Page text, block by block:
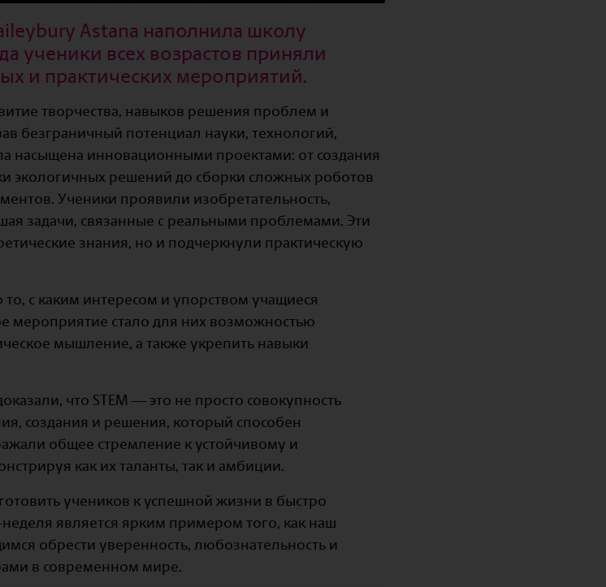
Astana наполнила школу
ученики всех возрастов приняли
и практических мероприятий.
творчества, навыков решения проблем и
безграничный потенциал науки, технологий,
насыщена инновационными проектами: от создания
экологичных решений до сборки сложных роботов
Ученики проявили изобретательность,
задачи, связанные с реальными проблемами. Эти
знания, но и подчеркнули практическую
с каким интересом и упорством учащиеся
мероприятие стало для них возможностью
мышление, а также укрепить навыки
что STEM — это не просто совокупность
создания и решения, который способен
общее стремление к устойчивому и
как их таланты, так и амбиции.
учеников к успешной жизни в быстро
является ярким примером того, как наш
обрести уверенность, любознательность и
в современном мире.